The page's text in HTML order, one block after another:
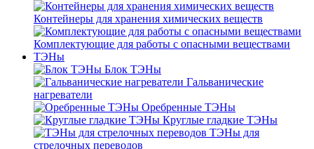
Контейнеры для хранения химических веществ
Комплектующие для работы с опасными веществами
ТЭНы
Блок ТЭНы
Гальванические
нагреватели
Оребренные ТЭНы
Круглые гладкие ТЭНы
ТЭНы для
стрелочных переводов